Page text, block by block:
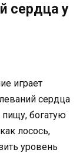
сердца у
играет
сердца
богатую
лосось,
уровень